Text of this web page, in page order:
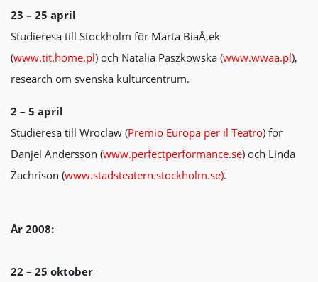
23 – 25 april
Studieresa till Stockholm för Marta BiaÅ‚ek
(www.tit.home.pl) och Natalia Paszkowska (www.wwaa.pl),
research om svenska kulturcentrum.
2 – 5 april
Studieresa till Wroclaw (Premio Europa per il Teatro) för
Danjel Andersson (www.perfectperformance.se) och Linda
Zachrison (www.stadsteatern.stockholm.se).
År 2008:
22 – 25 oktober